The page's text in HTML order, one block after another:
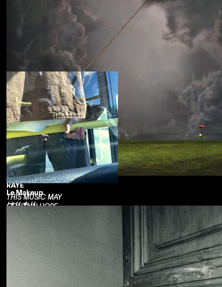
Souled American
RAYE
THIS MUSIC MAY
CONTAIN HOPE.
Le Makeup
はじまり